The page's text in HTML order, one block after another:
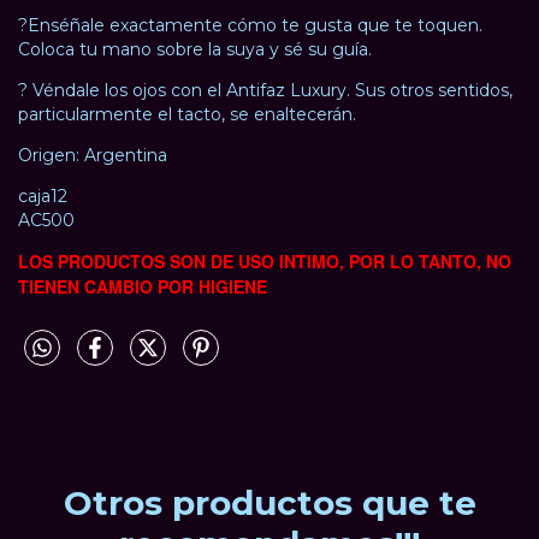
?Enséñale exactamente cómo te gusta que te toquen.
Coloca tu mano sobre la suya y sé su guía.
? Véndale los ojos con el Antifaz Luxury. Sus otros sentidos,
particularmente el tacto, se enaltecerán.
Origen: Argentina
caja12
AC500
LOS PRODUCTOS SON DE USO INTIMO, POR LO TANTO, NO
TIENEN CAMBIO POR HIGIENE
Otros productos que te